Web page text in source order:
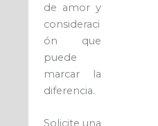
de amor y
consideraci
ón que
puede
marcar la
diferencia.
Solicite una